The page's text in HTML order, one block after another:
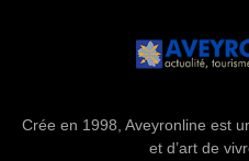
Crée en 1998, Aveyronline est
et d’art de